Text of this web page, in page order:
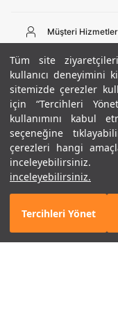
Tüm site
kullanıcı deneyimini
sitemizde çerezler
için “Tercihleri
kullanımını kabul
seçeneğine
çerezleri hangi
inceleyebilirsiniz.
inceleyebilirsiniz.
Tercihleri Yönet
+ 2 Renk
444 02 00
Pazartesi - Cuma
E-posta
Müşteri
Sipariş Sorgulama
Bize Ulaşın
Teslimat Bilgileri
İşlem Rehberi
İade ve Değişimler
Sıkça Sorulan
Beden Rehberi
Site Haritası
Hakkımızda
Ticari Bilgiler
Hükümler ve
Gizlilik Politikası
Çerez Politikası
Kariyer
ETBİS
UA Sosyal Medya
Instagram
Facebook
Twitter
Popüler Kategoriler
Erkek Basketbol
Çocuk Basketbol
Erkek Eşofman
Kadın Tayt